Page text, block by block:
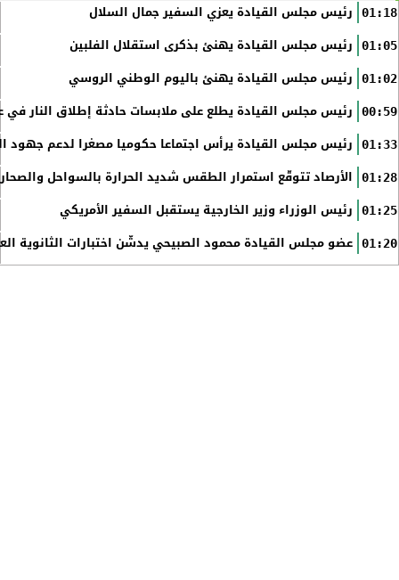
01:18 رئيس مجلس القيادة يعزي السفير جمال السلال
01:05 رئيس مجلس القيادة يهنئ بذكرى استقلال الفلبين
01:02 رئيس مجلس القيادة يهنئ باليوم الوطني الروسي
00:59 رئيس مجلس القيادة يطلع على ملابسات حادثة إطلاق النار في
01:33 رئيس مجلس القيادة يرأس اجتماعا حكوميا مصغرا لدعم جهود
01:28 الأرصاد تتوقّع استمرار الطقس شديد الحرارة بالسواحل
01:25 رئيس الوزراء وزير الخارجية يستقبل السفير الأمريكي
01:20 عضو مجلس القيادة محمود الصبيحي يدشّن اختبارات الثانوية